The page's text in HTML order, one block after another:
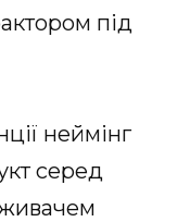
під
неймінг
серед